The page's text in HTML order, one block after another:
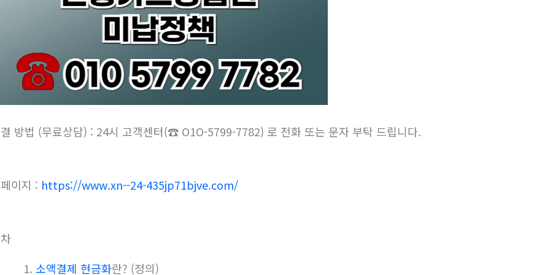
방법 (무료상담) : 24시 고객센터(☎ O1O-5799-7782) 로 전화 또는 문자 부탁 드립니다.
이지 : https://www.xn--24-435jp71bjve.com/
소액결제 현금화란? (정의)